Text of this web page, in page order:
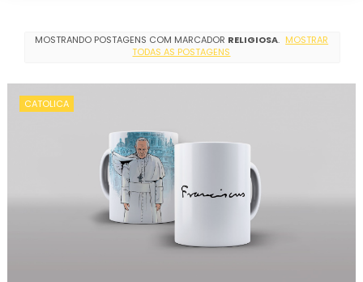
MOSTRANDO POSTAGENS COM MARCADOR RELIGIOSA. MOSTRAR
TODAS AS POSTAGENS
CATOLICA